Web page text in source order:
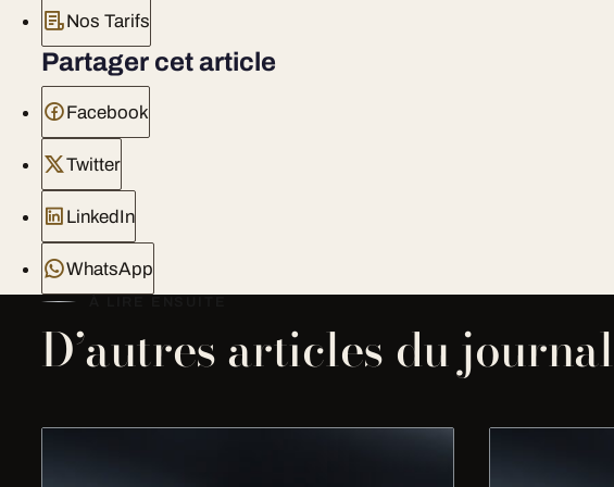
Nos Tarifs
Partager cet article
Facebook
Twitter
LinkedIn
WhatsApp
D’autres articles du journal